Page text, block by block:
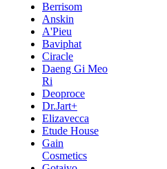
Berrisom
Anskin
A'Pieu
Baviphat
Ciracle
Daeng Gi Meo
Ri
Deoproce
Dr.Jart+
Elizavecca
Etude House
Gain
Cosmetics